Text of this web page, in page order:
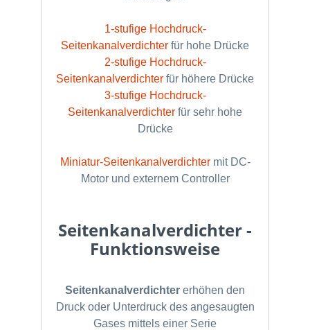
1-stufige Hochdruck-
Seitenkanalverdichter für hohe Drücke
2-stufige Hochdruck-
Seitenkanalverdichter für höhere Drücke
3-stufige Hochdruck-
Seitenkanalverdichter für sehr hohe
Drücke
Miniatur-Seitenkanalverdichter mit DC-
Motor und externem Controller
Seitenkanalverdichter -
Funktionsweise
Seitenkanalverdichter erhöhen den
Druck oder Unterdruck des angesaugten
Gases mittels einer Serie